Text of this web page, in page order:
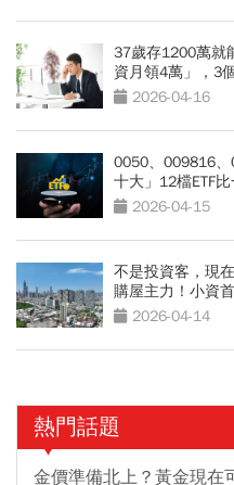
37歲存1200萬就
資月領4萬」，3
務風險
2026-04-16
0050、009816
十大」12檔ETF
投資人怎麼選？
2026-04-15
不是投資客，現
購屋主力！小資
2026-04-14
熱門話題
金價準備北上？黃金現在